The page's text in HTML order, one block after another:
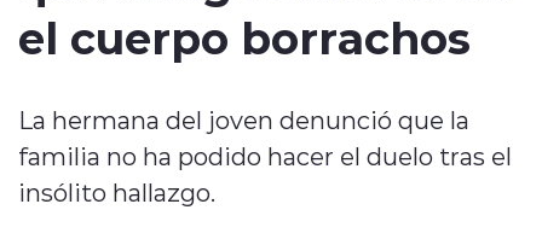
Entrevistas
Programacion
el cuerpo borrachos
La hermana del joven denunció que la
familia no ha podido hacer el duelo tras el
insólito hallazgo.